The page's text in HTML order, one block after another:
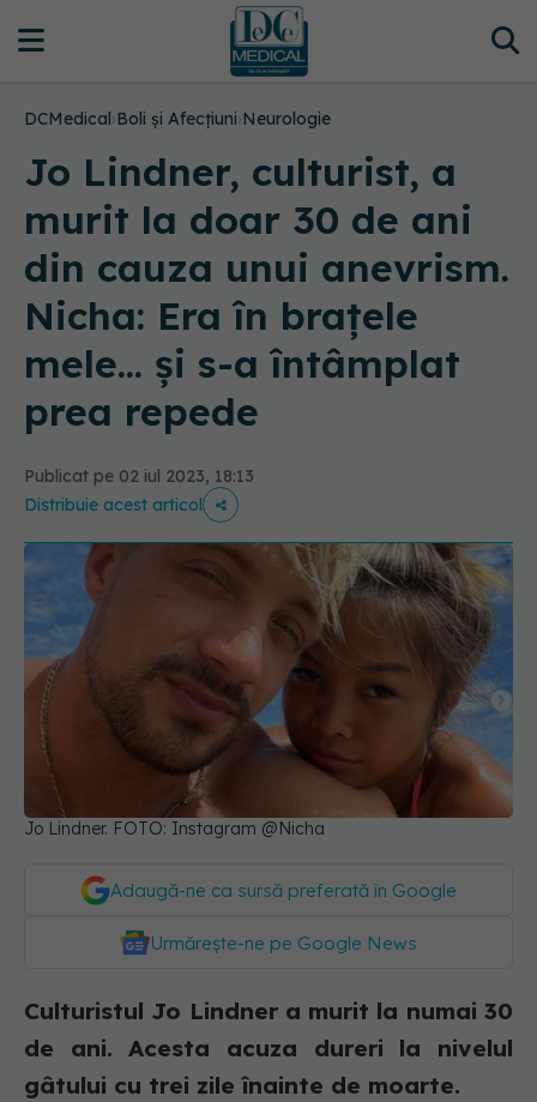
DCMedical›Boli și Afecțiuni›Neurologie
Jo Lindner, culturist, a
murit la doar 30 de ani
din cauza unui anevrism.
Nicha: Era în brațele
mele... și s-a întâmplat
prea repede
Publicat pe 02 iul 2023, 18:13
Distribuie acest articol
Jo Lindner. FOTO: Instagram @Nicha
Adaugă-ne ca sursă preferată în Google
Urmărește-ne pe Google News
Culturistul Jo Lindner a murit la numai 30
de ani. Acesta acuza dureri la nivelul
gâtului cu trei zile înainte de moarte.